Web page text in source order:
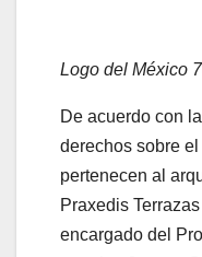
Logo del México
De acuerdo con
derechos sobre
pertenecen al
Praxedis
encargado del